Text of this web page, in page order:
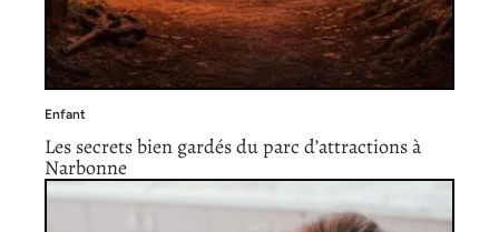
Enfant
Les secrets bien gardés du parc d’attractions à
Narbonne